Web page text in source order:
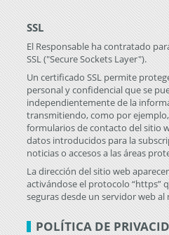
SSL
El Responsable ha contratado
SSL ("Secure Sockets Layer").
Un certificado SSL permite
personal y confidencial que se
independientemente de la
transmitiendo, como por
formularios de contacto del sitio
datos introducidos para la
noticias o accesos a las áreas
La dirección del sitio web
activándose el protocolo “https”
seguras desde un servidor web
POLÍTICA DE